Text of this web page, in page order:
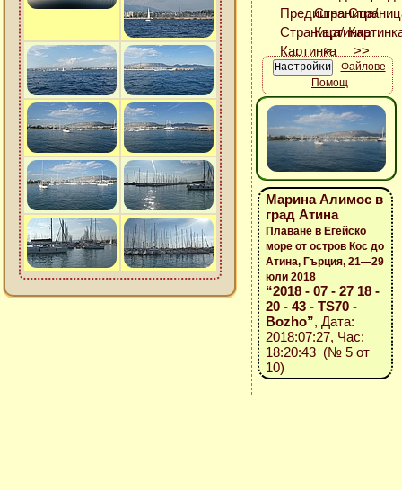
Файлове
Помощ
Марина Алимос в
град Атина
Плаване в Егейско
море от остров Кос до
Атина, Гърция, 21—29
юли 2018
“2018 - 07 - 27 18 -
20 - 43 - TS70 -
Bozho”, Дата:
2018:07:27, Час:
18:20:43 (№ 5 от
10)